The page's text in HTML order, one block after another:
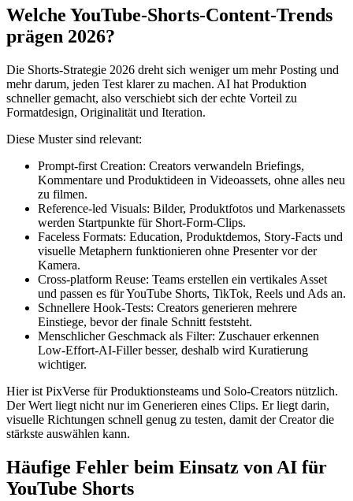
Welche YouTube-Shorts-Content-Trends
prägen 2026?
Die Shorts-Strategie 2026 dreht sich weniger um mehr Posting und
mehr darum, jeden Test klarer zu machen. AI hat Produktion
schneller gemacht, also verschiebt sich der echte Vorteil zu
Formatdesign, Originalität und Iteration.
Diese Muster sind relevant:
Prompt-first Creation: Creators verwandeln Briefings,
Kommentare und Produktideen in Videoassets, ohne alles neu
zu filmen.
Reference-led Visuals: Bilder, Produktfotos und Markenassets
werden Startpunkte für Short-Form-Clips.
Faceless Formats: Education, Produktdemos, Story-Facts und
visuelle Metaphern funktionieren ohne Presenter vor der
Kamera.
Cross-platform Reuse: Teams erstellen ein vertikales Asset
und passen es für YouTube Shorts, TikTok, Reels und Ads an.
Schnellere Hook-Tests: Creators generieren mehrere
Einstiege, bevor der finale Schnitt feststeht.
Menschlicher Geschmack als Filter: Zuschauer erkennen
Low-Effort-AI-Filler besser, deshalb wird Kuratierung
wichtiger.
Hier ist PixVerse für Produktionsteams und Solo-Creators nützlich.
Der Wert liegt nicht nur im Generieren eines Clips. Er liegt darin,
visuelle Richtungen schnell genug zu testen, damit der Creator die
stärkste auswählen kann.
Häufige Fehler beim Einsatz von AI für
YouTube Shorts